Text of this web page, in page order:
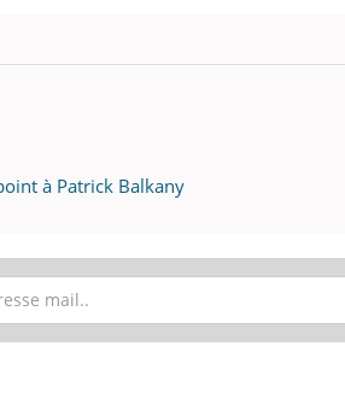
à Patrick Balkany